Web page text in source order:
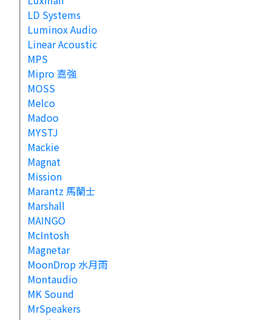
LD Systems
Luminox Audio
Linear Acoustic
MPS
Mipro 嘉強
MOSS
Melco
Madoo
MYSTJ
Mackie
Magnat
Mission
Marantz 馬蘭士
Marshall
MAINGO
McIntosh
Magnetar
MoonDrop 水月雨
Montaudio
MK Sound
MrSpeakers